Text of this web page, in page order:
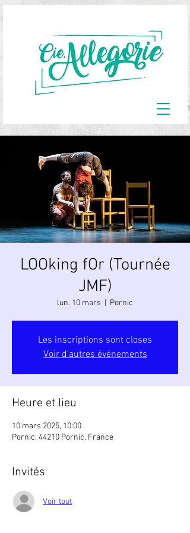
LOOking fOr (Tournée
JMF)
lun. 10 mars Pornic
Les inscriptions sont closes
Voir d'autres événements
Heure et lieu
10 mars 2025, 10:00
Pornic, 44210 Pornic, France
Invités
Voir tout